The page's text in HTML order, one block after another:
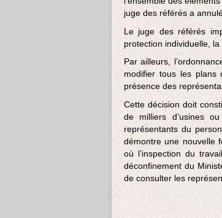
juge des référés a
Le juge des référés
protection individuelle,
Par ailleurs,
modifier tous les plans
présence des
Cette décision doit
de milliers d’usines
représentants du
démontre une nouvelle
où l’inspection du
déconfinement du
de consulter les